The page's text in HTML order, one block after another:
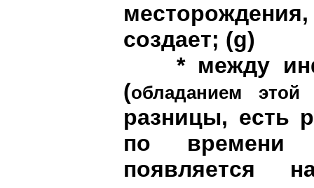
создает; (g)
* между
(обладанием этой
разницы, есть
по времени
появляется